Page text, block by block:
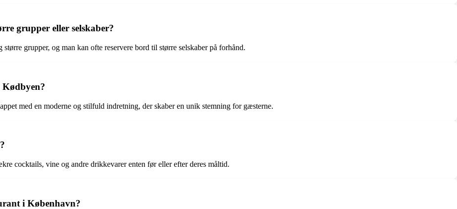
grupper eller selskaber?
grupper, og man kan ofte reservere bord til større selskaber på forhånd.
med en moderne og stilfuld indretning, der skaber en unik stemning for gæsterne.
cocktails, vine og andre drikkevarer enten før eller efter deres måltid.
i København?